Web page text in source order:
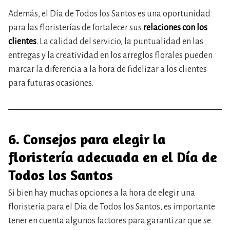
Además, el Día de Todos los Santos es una oportunidad
para las floristerías de fortalecer sus relaciones con los
clientes. La calidad del servicio, la puntualidad en las
entregas y la creatividad en los arreglos florales pueden
marcar la diferencia a la hora de fidelizar a los clientes
para futuras ocasiones.
6. Consejos para elegir la
floristería adecuada en el Día de
Todos los Santos
Si bien hay muchas opciones a la hora de elegir una
floristería para el Día de Todos los Santos, es importante
tener en cuenta algunos factores para garantizar que se